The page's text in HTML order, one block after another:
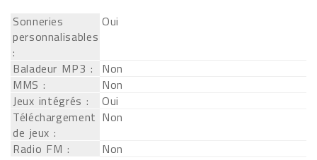
Sonneries
personnalisables
:
Oui
Baladeur MP3 :
Non
MMS :
Non
Jeux intégrés :
Oui
Téléchargement
de jeux :
Non
Radio FM :
Non